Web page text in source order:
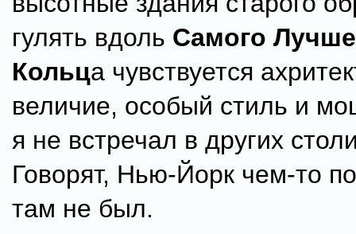
гулять вдоль Самого
Кольца чувствуется
величие, особый стиль и
я не встречал в других
Говорят, Нью-Йорк чем-то
там не был.